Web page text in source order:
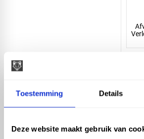
Toestemming Details
Deze website maakt gebruik van